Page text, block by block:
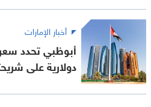
أخبار الإمارات
أبوظبي تحدد
دولارية على